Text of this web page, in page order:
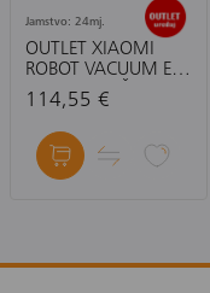
Jamstvo: 24mj.
OUTLET XIAOMI
ROBOT VACUUM E10
EU-USISAVAČ
114,55 €